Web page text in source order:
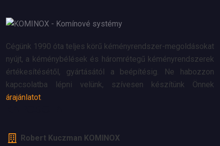
Cégünk 1990 óta teljes körű kéményrendszer-megoldásokat
nyújt, a kéménybélések és háromrétegű kéményrendszerek
értékesítésétől, gyártásától a beépítésig. Ne habozzon
kapcsolatba lépni velünk, szívesen készítünk Önnek
árajánlatot
Robert Kuczman KOMINOX